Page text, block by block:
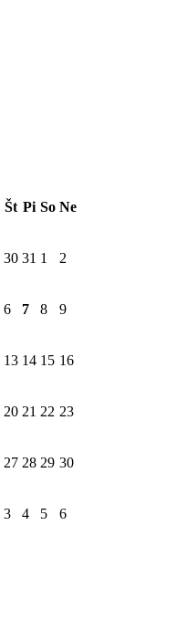
Št Pi So Ne
30 31 1 2
6 7 8 9
13 14 15 16
20 21 22 23
27 28 29 30
3 4 5
6